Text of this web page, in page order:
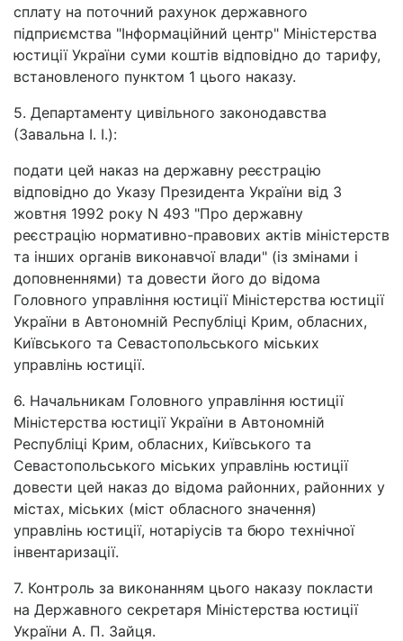
сплату на поточний рахунок державного
підприємства "Інформаційний центр" Міністерства
юстиції України суми коштів відповідно до тарифу,
встановленого пунктом 1 цього наказу.
5. Департаменту цивільного законодавства
(Завальна І. І.):
подати цей наказ на державну реєстрацію
відповідно до Указу Президента України від 3
жовтня 1992 року N 493 "Про державну
реєстрацію нормативно-правових актів міністерств
та інших органів виконавчої влади" (із змінами і
доповненнями) та довести його до відома
Головного управління юстиції Міністерства юстиції
України в Автономній Республіці Крим, обласних,
Київського та Севастопольського міських
управлінь юстиції.
6. Начальникам Головного управління юстиції
Міністерства юстиції України в Автономній
Республіці Крим, обласних, Київського та
Севастопольського міських управлінь юстиції
довести цей наказ до відома районних, районних у
містах, міських (міст обласного значення)
управлінь юстиції, нотаріусів та бюро технічної
інвентаризації.
7. Контроль за виконанням цього наказу покласти
на Державного секретаря Міністерства юстиції
України А. П. Зайця.